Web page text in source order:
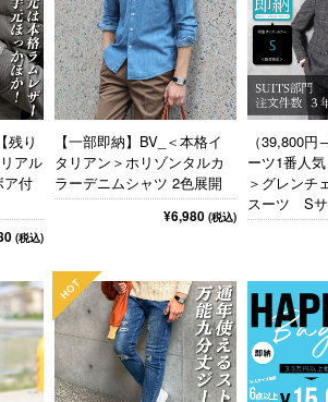
残り
アル
ア付
(税込)
【一部即納】BV_＜本格イ
タリアン＞ホリゾンタルカ
ラーデニムシャツ 2色展開
¥6,980(税込)
（39,800
ーツ1番人
＞グレンチ
スーツ S